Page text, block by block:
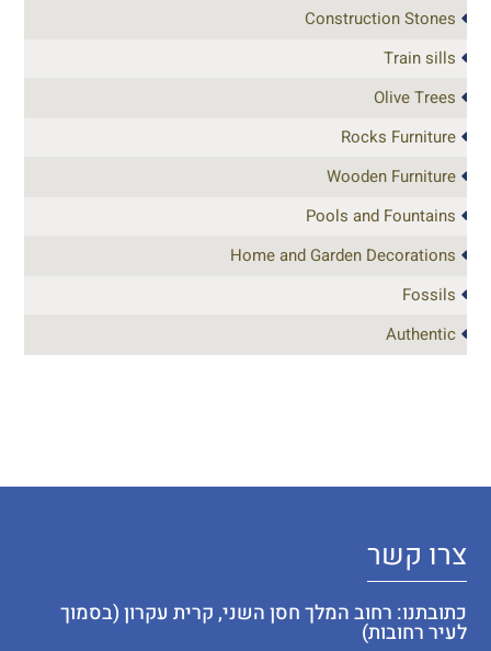
Construction Stones
Train sills
Olive Trees
Rocks Furniture
Wooden Furniture
Pools and Fountains
Home and Garden Decorations
Fossils
Authentic
צרו קשר
כתובתנו: רחוב המלך חסן השני, קרית עקרון (בסמוך
לעיר רחובות)